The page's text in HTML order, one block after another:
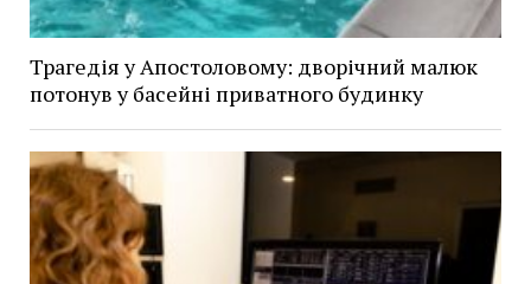
Трагедія у Апостоловому: дворічний малюк
потонув у басейні приватного будинку